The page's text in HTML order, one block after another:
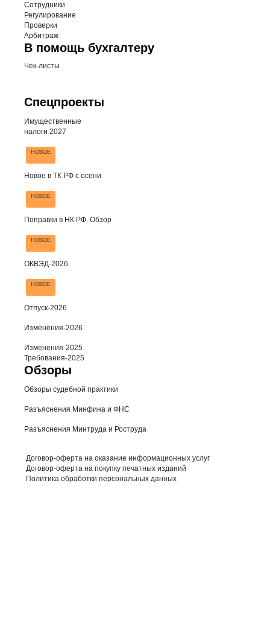
Сотрудники
Регулирование
Проверки
Арбитраж
В помощь бухгалтеру
Чек-листы
Спецпроекты
Имущественные
налоги 2027
НОВОЕ
Новое в ТК РФ с осени
НОВОЕ
Поправки в НК РФ. Обзор
НОВОЕ
ОКВЭД-2026
НОВОЕ
Отпуск-2026
Изменения-2026
Изменения-2025
Требования-2025
Обзоры
Обзоры судебной практики
Разъяснения Минфина и ФНС
Разъяснения Минтруда и Роструда
Договор-оферта на оказание информационных услуг
Договор-оферта на покупку печатных изданий
Политика обработки персональных данных